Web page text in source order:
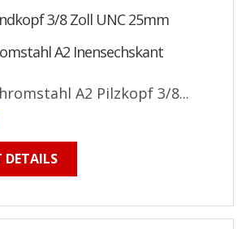
3/8 Zoll UNC 25mm
A2 Inensechskant
A2 Pilzkopf 3/8...
DETAILS